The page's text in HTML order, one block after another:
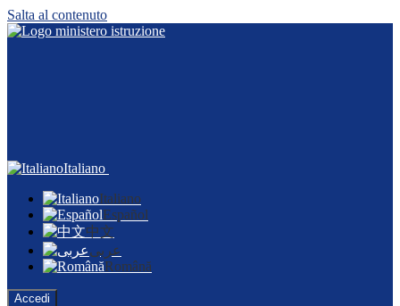
Salta al contenuto
Italiano
Italiano
Español
中文
عربى
Română
Accedi